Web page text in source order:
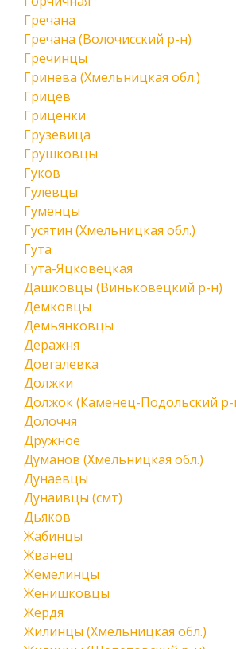
Гречана
Гречана (Волочисский р-н)
Гречинцы
Гринева (Хмельницкая обл.)
Грицев
Гриценки
Грузевица
Грушковцы
Гуков
Гулевцы
Гуменцы
Гусятин (Хмельницкая обл.)
Гута
Гута-Яцковецкая
Дашковцы (Виньковецкий р-н)
Демковцы
Демьянковцы
Деражня
Довгалевка
Должки
Должок (Каменец-Подольский р-
Долоччя
Дружное
Думанов (Хмельницкая обл.)
Дунаевцы
Дунаивцы (смт)
Дьяков
Жабинцы
Жванец
Жемелинцы
Женишковцы
Жердя
Жилинцы (Хмельницкая обл.)